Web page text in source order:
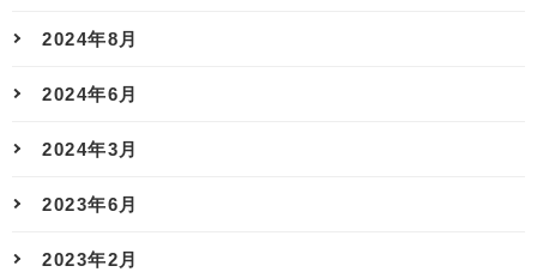
2024年8月
2024年6月
2024年3月
2023年6月
2023年2月